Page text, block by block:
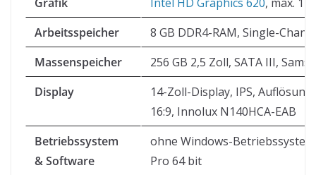
Arbeitsspeicher
8 GB DDR4-RAM, Single-
Massenspeicher
256 GB 2,5 Zoll, SATA III,
Display
14-Zoll-Display, IPS,
16:9, Innolux N140HCA-EAB
Betriebssystem
& Software
ohne Windows-
Pro 64 bit